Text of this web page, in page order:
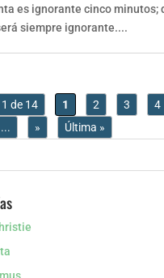
es ignorante cinco minutos;
siempre ignorante....
de 14 1 2 3 4
... » Última »